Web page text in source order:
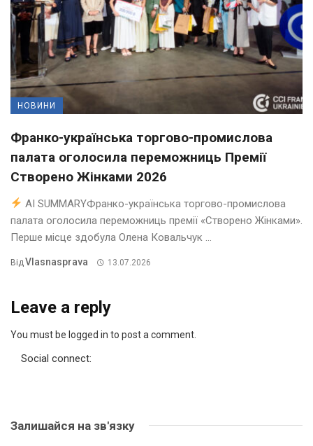
НОВИНИ
Франко-українська торгово-промислова
палата оголосила переможниць Премії
Створено Жінками 2026
AI SUMMARYФранко-українська торгово-промислова
палата оголосила переможниць премії «Створено Жінками».
Перше місце здобула Олена Ковальчук ...
ВідVlasnasprava 13.07.2026
Leave a reply
You must be logged in to post a comment.
Social connect:
Залишайся на зв'язку